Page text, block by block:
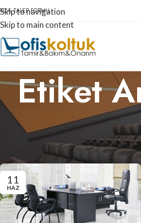
Skip to navigation
Skip to main content
TALEP FORMU
Etiket
11
HAZ